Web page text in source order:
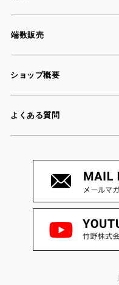
端数販売
ショップ概要
よくある質問